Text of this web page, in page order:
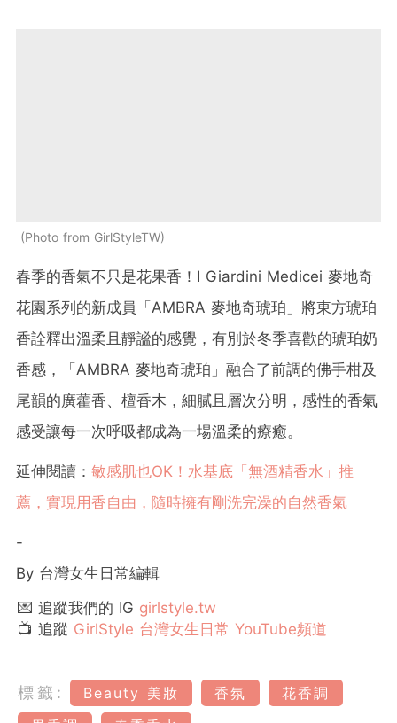
Photo from GirlStyleTW
春季的香氣不只是花果香！I Giardini Medicei 麥地奇
花園系列的新成員「AMBRA 麥地奇琥珀」將東方琥珀
香詮釋出溫柔且靜謐的感覺，有別於冬季喜歡的琥珀奶
香感，「AMBRA 麥地奇琥珀」融合了前調的佛手柑及
尾韻的廣藿香、檀香木，細膩且層次分明，感性的香氣
感受讓每一次呼吸都成為一場溫柔的療癒。
延伸閱讀： 敏感肌也OK！水基底「無酒精香水」推
薦，實現用香自由，隨時擁有剛洗完澡的自然香氣
-
By 台灣女生日常編輯
💌 追蹤我們的 IG girlstyle.tw
📺 追蹤 GirlStyle 台灣女生日常 YouTube頻道
標籤: Beauty 美妝 香氛
花香調